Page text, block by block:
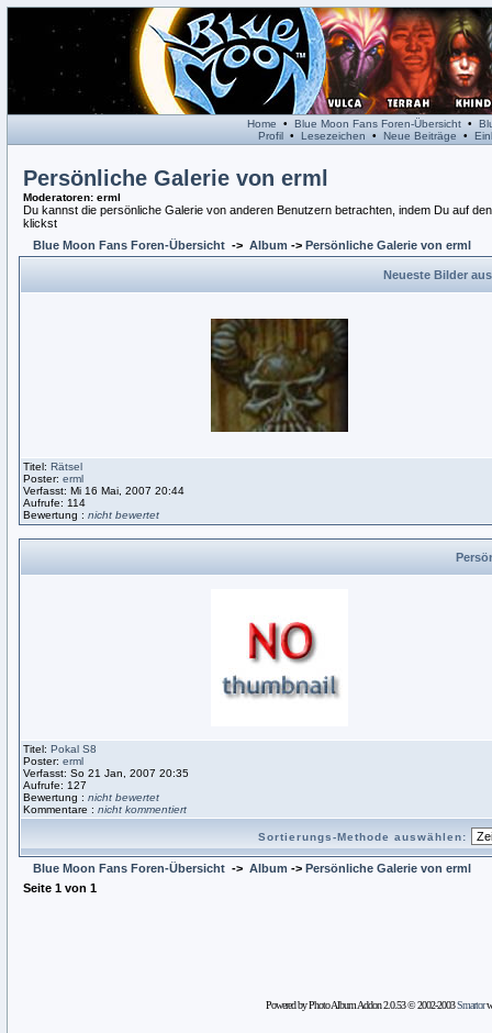
Home • Blue Moon Fans Foren-Übersicht•
Profil• Lesezeichen • Neue Beiträge •
Persönliche Galerie von erml
Moderatoren: erml
Du kannst die persönliche Galerie von anderen Benutzern betrachten, indem Du auf
klickst
Blue Moon Fans Foren-Übersicht -> Album -> Persönliche Galerie von erml
Neueste Bilder
Titel: Rätsel
Poster: erml
Verfasst: Mi 16 Mai, 2007 20:44
Aufrufe: 114
Bewertung : nicht bewertet
Titel: Pokal S8
Poster: erml
Verfasst: So 21 Jan, 2007 20:35
Aufrufe: 127
Bewertung : nicht bewertet
Kommentare : nicht kommentiert
Sortierungs-Methode auswählen:
Blue Moon Fans Foren-Übersicht -> Album -> Persönliche Galerie von erml
Seite 1 von 1
Powered by Photo Album Addon 2.0.53 © 2002-2003Smartor